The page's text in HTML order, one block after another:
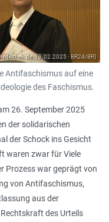
19.02.2025 ∙ BR24/BR)
Antifaschismus auf eine
des Faschismus.
26. September 2025
der solidarischen
der Schock ins Gesicht
waren zwar für Viele
Prozess war geprägt von
von Antifaschismus,
aus der
des Urteils